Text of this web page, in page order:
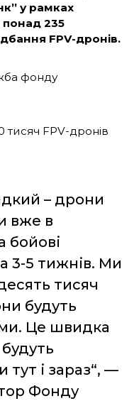
у рамках
понад 235
FPV-дронів.
фонду
тисяч FPV-дронів
– дрони
вже в
бойові
3-5 тижнів. Ми
тисяч
будуть
Це швидка
тут і зараз“, —
Фонду